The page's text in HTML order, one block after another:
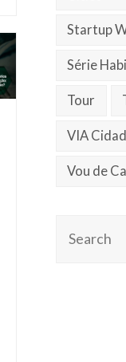
Startup
Série
Tour
VIA
Vou de